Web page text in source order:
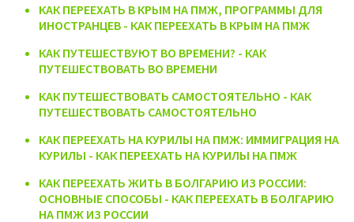
КАК ПЕРЕЕХАТЬ В КРЫМ НА ПМЖ, ПРОГРАММЫ ДЛЯ
ИНОСТРАНЦЕВ - КАК ПЕРЕЕХАТЬ В КРЫМ НА ПМЖ
КАК ПУТЕШЕСТВУЮТ ВО ВРЕМЕНИ? - КАК
ПУТЕШЕСТВОВАТЬ ВО ВРЕМЕНИ
КАК ПУТЕШЕСТВОВАТЬ САМОСТОЯТЕЛЬНО - КАК
ПУТЕШЕСТВОВАТЬ САМОСТОЯТЕЛЬНО
КАК ПЕРЕЕХАТЬ НА КУРИЛЫ НА ПМЖ: ИММИГРАЦИЯ НА
КУРИЛЫ - КАК ПЕРЕЕХАТЬ НА КУРИЛЫ НА ПМЖ
КАК ПЕРЕЕХАТЬ ЖИТЬ В БОЛГАРИЮ ИЗ РОССИИ:
ОСНОВНЫЕ СПОСОБЫ - КАК ПЕРЕЕХАТЬ В БОЛГАРИЮ
НА ПМЖ ИЗ РОССИИ